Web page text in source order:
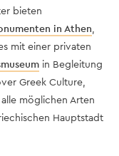
bieten
in Athen
mit einer privaten
in Begleitung
Greek Culture,
möglichen Arten
Hauptstadt